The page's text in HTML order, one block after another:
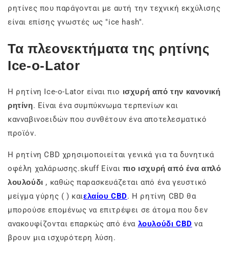
ρητίνες που παράγονται με αυτή την τεχνική εκχύλισης
είναι επίσης γνωστές ως "ice hash".
Τα πλεονεκτήματα της ρητίνης
Ice-o-Lator
Η ρητίνη Ice-o-Lator είναι πιο ισχυρή από την κανονική
ρητίνη. Είναι ένα συμπύκνωμα τερπενίων και
κανναβινοειδών που συνθέτουν ένα αποτελεσματικό
προϊόν.
Η ρητίνη CBD χρησιμοποιείται γενικά για τα δυνητικά
οφέλη χαλάρωσης.skuff Είναι πιο ισχυρή από ένα απλό
λουλούδι , καθώς παρασκευάζεται από ένα γευστικό
μείγμα γύρης ( ) καιελαίου CBD. Η ρητίνη CBD θα
μπορούσε επομένως να επιτρέψει σε άτομα που δεν
ανακουφίζονται επαρκώς από ένα λουλούδι CBD να
βρουν μια ισχυρότερη λύση.